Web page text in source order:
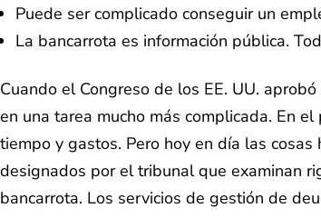
Puede ser complicado conseguir un
La bancarrota es información pública.
Cuando el Congreso de los EE. UU.
en una tarea mucho más complicada. En
tiempo y gastos. Pero hoy en día las
designados por el tribunal que examinan
bancarrota. Los servicios de gestión de